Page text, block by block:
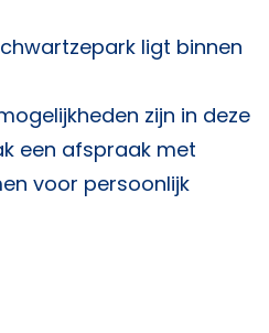
ligt binnen
zijn in deze
een afspraak met
voor persoonlijk